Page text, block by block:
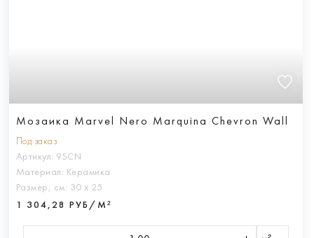
Мозаика Marvel Nero Marquina Chevron Wall
Под заказ
Артикул: 9SCN
Материал: Керамика
Размер, см: 30 х 25
1 304,28 РУБ/М²